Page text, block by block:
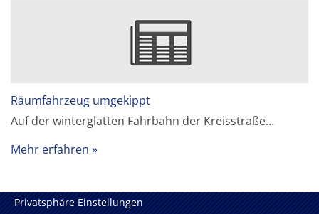
Räumfahrzeug umgekippt
Auf der winterglatten Fahrbahn der Kreisstraße…
Mehr erfahren
Privatsphäre Einstellungen